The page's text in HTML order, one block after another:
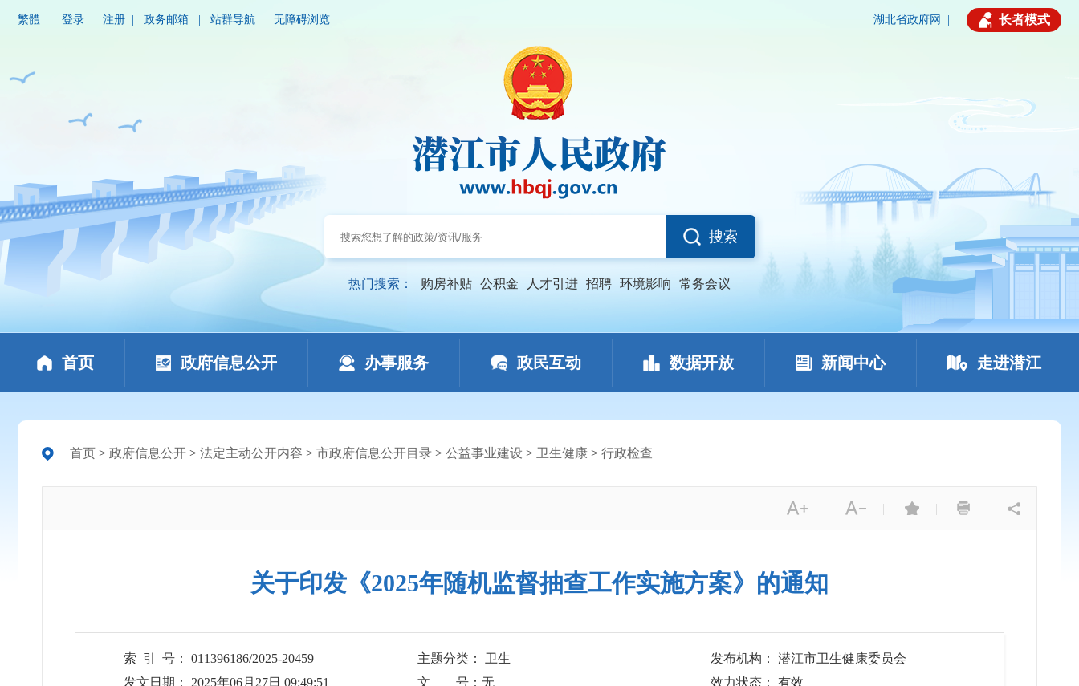
繁體 登录 注册 政务邮箱 站群导航 无障碍浏览 湖北省政府网 长者模式
搜索
热门搜索： 购房补贴 公积金 人才引进 招聘 环境影响 常务会议
首页 政府信息公开 办事服务 政民互动 数据开放 新闻中心 走进潜江
首页 > 政府信息公开 > 法定主动公开内容 > 市政府信息公开目录 > 公益事业建设 > 卫生健康 > 行政检查
| | | |
关于印发《2025年随机监督抽查工作实施方案》的通知
索 引 号： 011396186/2025-20459 主题分类： 卫生
发布机构： 潜江市卫生健康委员会
发文日期： 2025年06月27日 09:49:51
文 号：无
效力状态： 有效